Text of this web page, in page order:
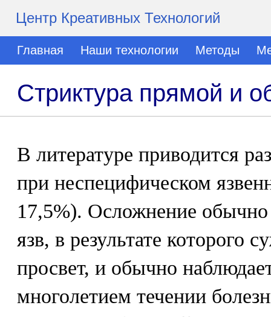
Центр Креативных Технологий
Главная Наши технологии Методы
Стриктура прямой и
В литературе приводится
при неспецифическом
17,5%). Осложнение обычно
язв, в результате которого
просвет, и обычно
многолетием течении